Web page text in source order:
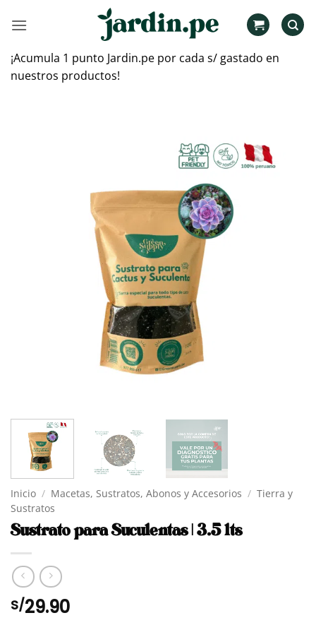
¡Acumula 1 punto Jardin.pe por cada s/ gastado en
nuestros productos!
Inicio / Macetas, Sustratos, Abonos y Accesorios / Tierra y
Sustratos
Sustrato para Suculentas | 3.5 lts
S/29.90